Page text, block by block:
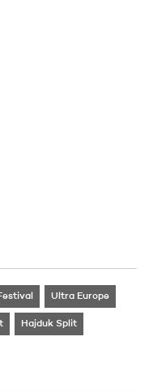
Ultra Europe
Hajduk Split